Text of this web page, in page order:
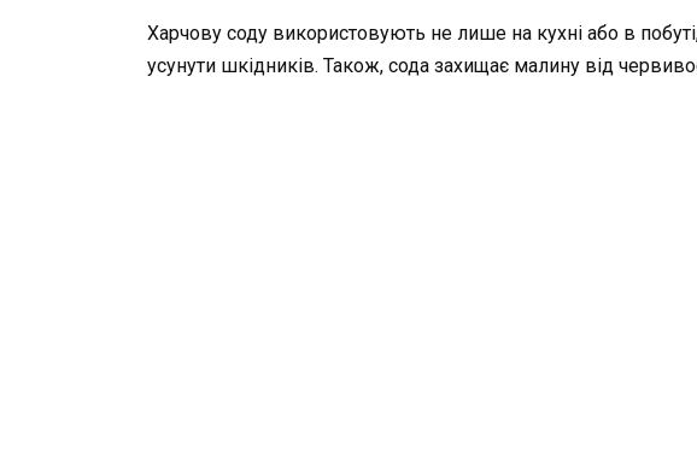
Харчову соду використовують не лише на кухні або в
усунути шкідників. Також, сода захищає малину від